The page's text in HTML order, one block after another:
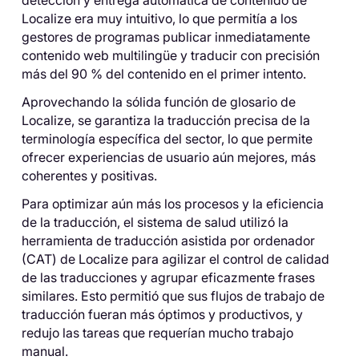
Localize era muy intuitivo, lo que permitía a los
gestores de programas publicar inmediatamente
contenido web multilingüe y traducir con precisión
más del 90 % del contenido en el primer intento.
Aprovechando la sólida función de glosario de
Localize, se garantiza la traducción precisa de la
terminología específica del sector, lo que permite
ofrecer experiencias de usuario aún mejores, más
coherentes y positivas.
Para optimizar aún más los procesos y la eficiencia
de la traducción, el sistema de salud utilizó la
herramienta de traducción asistida por ordenador
(CAT) de Localize para agilizar el control de calidad
de las traducciones y agrupar eficazmente frases
similares. Esto permitió que sus flujos de trabajo de
traducción fueran más óptimos y productivos, y
redujo las tareas que requerían mucho trabajo
manual.